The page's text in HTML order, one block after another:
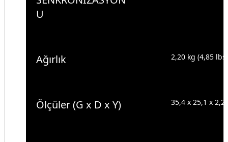
U
Ağırlık 2,20 kg (4,85 lbs)
Ölçüler (G x D x Y) 35,4 x 25,1 x